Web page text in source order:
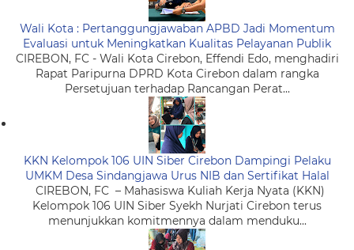
Wali Kota : Pertanggungjawaban APBD Jadi Momentum
Evaluasi untuk Meningkatkan Kualitas Pelayanan Publik
CIREBON, FC - Wali Kota Cirebon, Effendi Edo, menghadiri
Rapat Paripurna DPRD Kota Cirebon dalam rangka
Persetujuan terhadap Rancangan Perat...
KKN Kelompok 106 UIN Siber Cirebon Dampingi Pelaku
UMKM Desa Sindangjawa Urus NIB dan Sertifikat Halal
CIREBON, FC – Mahasiswa Kuliah Kerja Nyata (KKN)
Kelompok 106 UIN Siber Syekh Nurjati Cirebon terus
menunjukkan komitmennya dalam menduku...